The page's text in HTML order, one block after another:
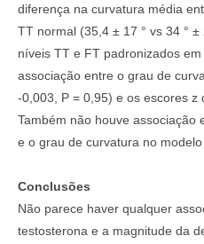
diferença na curvatura média
TT normal (35,4 ± 17 ° vs 34 °
níveis TT e FT padronizados
associação entre o grau de
-0,003, P = 0,95) e os escores z
Também não houve associação
e o grau de curvatura no modelo
Conclusões
Não parece haver qualquer
testosterona e a magnitude da